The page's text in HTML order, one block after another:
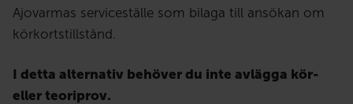
Ajovarmas serviceställe som bilaga till ansökan om
körkortstillstånd.
I detta alternativ behöver du inte avlägga kör-
eller teoriprov.